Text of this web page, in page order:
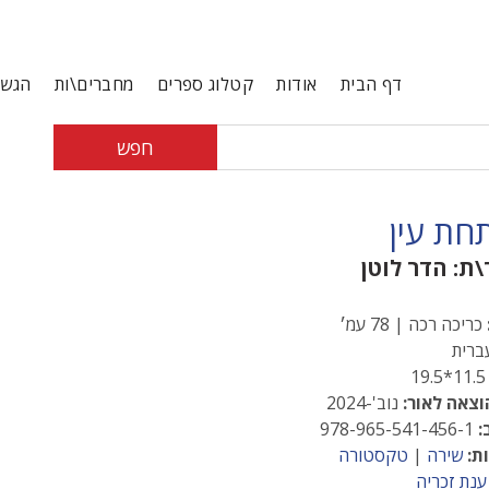
דף הבית אודות קטלוג ספרים מחברים\ות
חפש
עין
הדר לוטן
כריכה רכה | 78 עמ׳
לאור: נוב'-2024
שירה | טקסטורה
ענת זכריה